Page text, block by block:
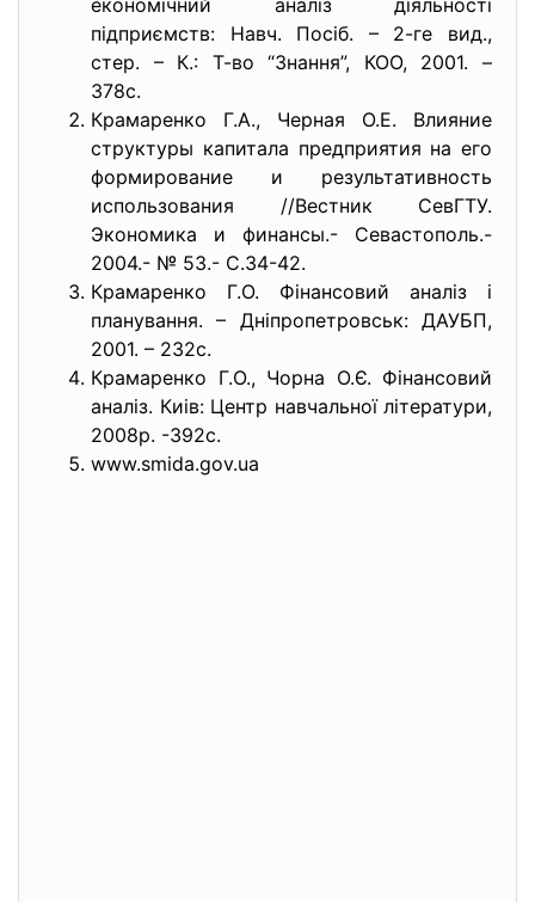
економічний аналіз діяльності
підприємств: Навч. Посіб. – 2-ге вид.,
стер. – К.: Т-во “Знання”, КОО, 2001. –
378с.
Крамаренко Г.А., Черная О.Е. Влияние
структуры капитала предприятия на его
формирование и результативность
использования //Вестник СевГТУ.
Экономика и финансы.- Севастополь.-
2004.- № 53.- С.34-42.
Крамаренко Г.О. Фінансовий аналіз і
планування. – Дніпропетровськ: ДАУБП,
2001. – 232с.
Крамаренко Г.О., Чорна О.Є. Фінансовий
аналіз. Киів: Центр навчальної літератури,
2008р. -392с.
www.smida.gov.ua